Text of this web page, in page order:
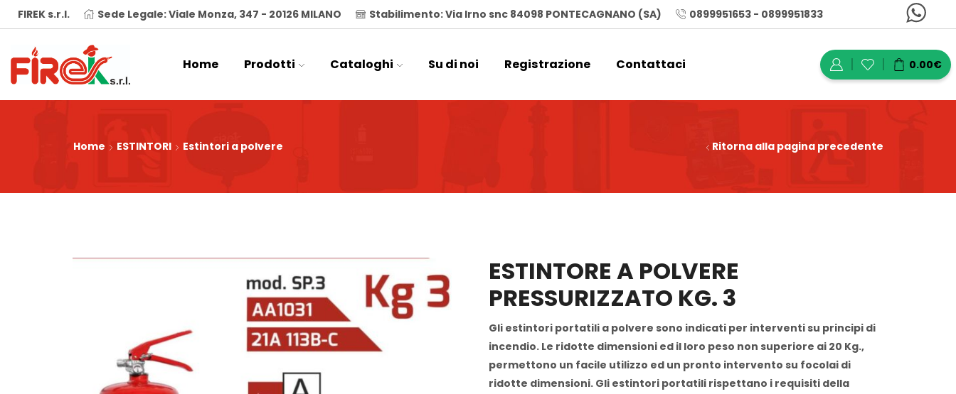
FIREK s.r.l. Sede Legale: Viale Monza, 347 - 20126 MILANO Stabilimento: Via Irno snc 84098 PONTECAGNANO (SA) 0899951653 - 0899951833
Home Prodotti Cataloghi Su di noi Registrazione Contattaci 0.00€
Home ESTINTORI Estintori a polvere Ritorna alla pagina precedente
ESTINTORE A POLVERE
PRESSURIZZATO KG. 3
Gli estintori portatili a polvere sono indicati per interventi su principi di
incendio. Le ridotte dimensioni ed il loro peso non superiore ai 20 Kg.,
permettono un facile utilizzo ed un pronto intervento su focolai di
ridotte dimensioni. Gli estintori portatili rispettano i requisiti della